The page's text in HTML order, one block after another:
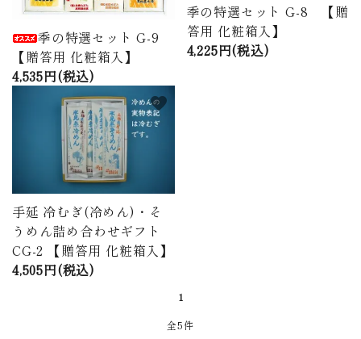
季の特選セット G-9
【贈答用 化粧箱入】
4,535円(税込)
季の特選セット G-8 【贈
答用 化粧箱入】
4,225円(税込)
手延 冷むぎ(冷めん)・そ
うめん詰め合わせギフト
CG-2 【贈答用 化粧箱入】
4,505円(税込)
favorite
1
全5件